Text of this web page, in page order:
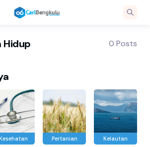
Hidup 0 Posts
Pertanian Kelautan